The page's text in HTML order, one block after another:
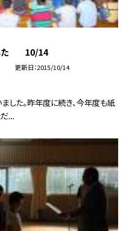
した 10/14
更新日 2015/10/14
した。昨年度に続き、今年度も紙
...